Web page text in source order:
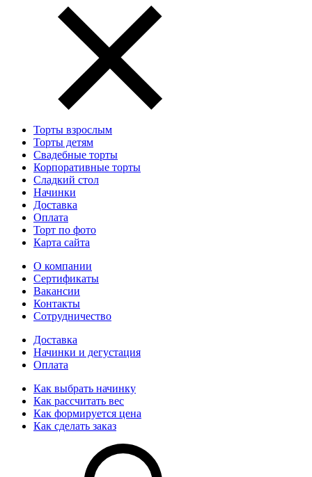
Торты взрослым
Торты детям
Свадебные торты
Корпоративные торты
Сладкий стол
Начинки
Доставка
Оплата
Торт по фото
Карта сайта
О компании
Сертификаты
Вакансии
Контакты
Сотрудничество
Доставка
Начинки и дегустация
Оплата
Как выбрать начинку
Как рассчитать вес
Как формируется цена
Как сделать заказ